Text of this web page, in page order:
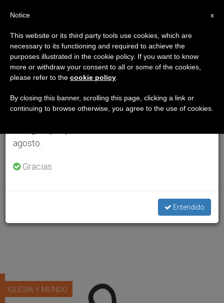
IGLESIA Y MUNDO
×
Aviso importante
Del 27 de julio al 7 de agosto haremos la pausa
anual, aprovechando que en el periodo de verano
se generan menos informaciones y también el
agosto.
Gracias.
Entendido
x
Notice
This website or its third party tools use cookies, which are
necessary to its functioning and required to achieve the
purposes illustrated in the cookie policy. If you want to know
more or withdraw your consent to all or some of the cookies,
please refer to the cookie policy
By closing this banner, scrolling this page, clicking a link or
continuing to browse otherwise, you agree to the use of cookies.